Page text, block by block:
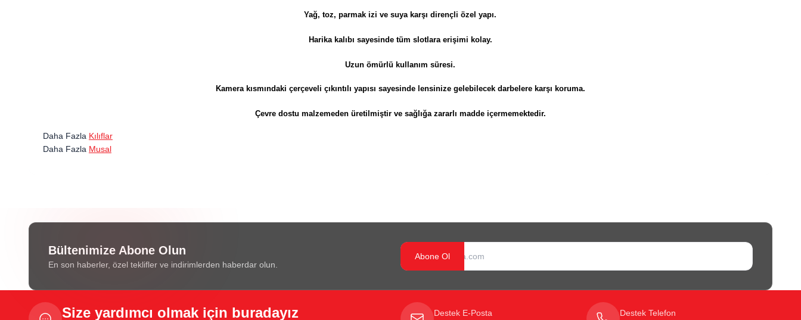
Yağ, toz, parmak izi ve suya karşı dirençli özel yapı.
Harika kalıbı sayesinde tüm slotlara erişimi kolay.
Uzun ömürlü kullanım süresi.
Kamera kısmındaki çerçeveli çıkıntılı yapısı sayesinde lensinize gelebilecek darbelere karşı koruma.
Çevre dostu malzemeden üretilmiştir ve sağlığa zararlı madde içermemektedir.
Daha Fazla Kılıflar
Daha Fazla Musal
Bültenimize Abone Olun
En son haberler, özel teklifler ve indirimlerden haberdar olun.
Abone Ol
Size yardımcı olmak için buradayız Destek E-Posta Destek Telefon